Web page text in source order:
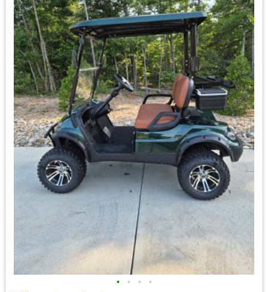
• • • •